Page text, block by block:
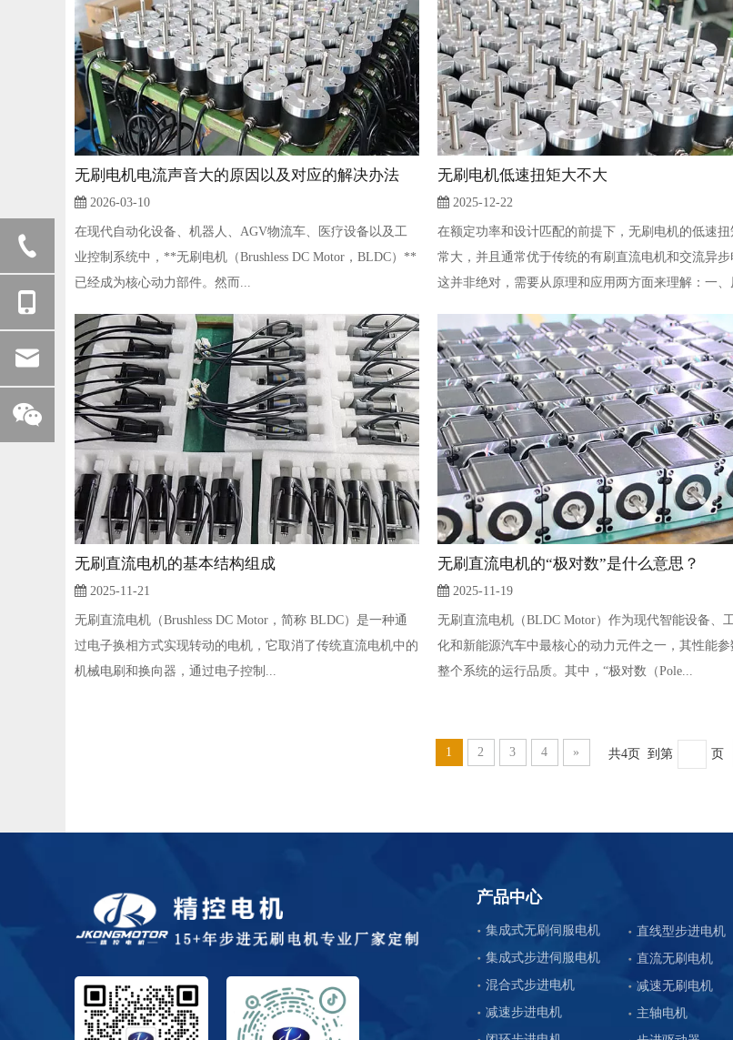
无刷电机电流声音大的原因以及对应的解决办法
2026-03-10
在现代自动化设备、机器人、AGV物流车、医疗设备以及工
业控制系统中，**无刷电机（Brushless DC Motor，BLDC）**
已经成为核心动力部件。然而...
无刷电机低速扭矩大不大
2025-12-22
在额定功率和设计匹配的前提下，无刷电机的低速
常大，并且通常优于传统的有刷直流电机和交流异步
这并非绝对，需要从原理和应用两方面来理解：一、
无刷直流电机的基本结构组成
2025-11-21
无刷直流电机（Brushless DC Motor，简称 BLDC）是一种通
过电子换相方式实现转动的电机，它取消了传统直流电机中的
机械电刷和换向器，通过电子控制...
无刷直流电机的“极对数”是什么意思？
2025-11-19
无刷直流电机（BLDC Motor）作为现代智能设备、
化和新能源汽车中最核心的动力元件之一，其性能参
整个系统的运行品质。其中，“极对数（Pole...
1 2 3 4 » 共4页 到第 页
产品中心
集成式无刷伺服电机
集成式步进伺服电机
混合式步进电机
减速步进电机
直线型步进电机
直流无刷电机
减速无刷电机
主轴电机